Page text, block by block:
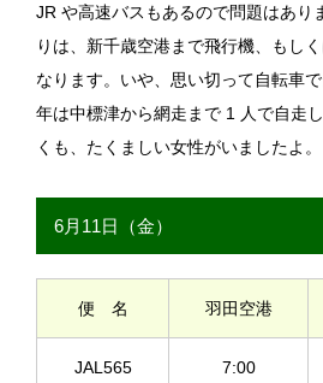
JR や高速バスもあるので問題はあり
りは、新千歳空港まで飛行機、もし
なります。いや、思い切って自転車
年は中標津から網走まで 1 人で自走
くも、たくましい女性がいましたよ。
6月11日（金）
便 名 羽田空港
JAL565 7:00